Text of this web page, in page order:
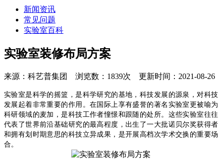
新闻资讯
常见问题
实验室百科
实验室装修布局方案
来源：科艺普集团 浏览数：1839次 更新时间：2021-08-26
实验室是科学的摇篮，是科学研究的基地，科技发展的源泉，对科技
发展起着非常重要的作用。在国际上享有盛誉的著名实验室更被喻为
科研领域的麦加，是科技工作者憧憬和跟随的处所。这些实验室往往
代表了世界前沿基础研究的最高程度，出生了一大批诺贝尔奖获得者
和拥有划时期意思的科技立异成果，是开展高档次学术交换的重要场
合。